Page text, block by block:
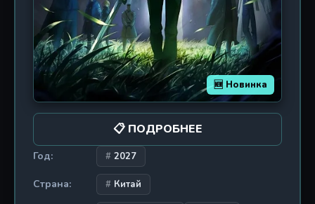
🆕 Новинка
📋 ПОДРОБНЕЕ
Год: 2027
Страна: Китай